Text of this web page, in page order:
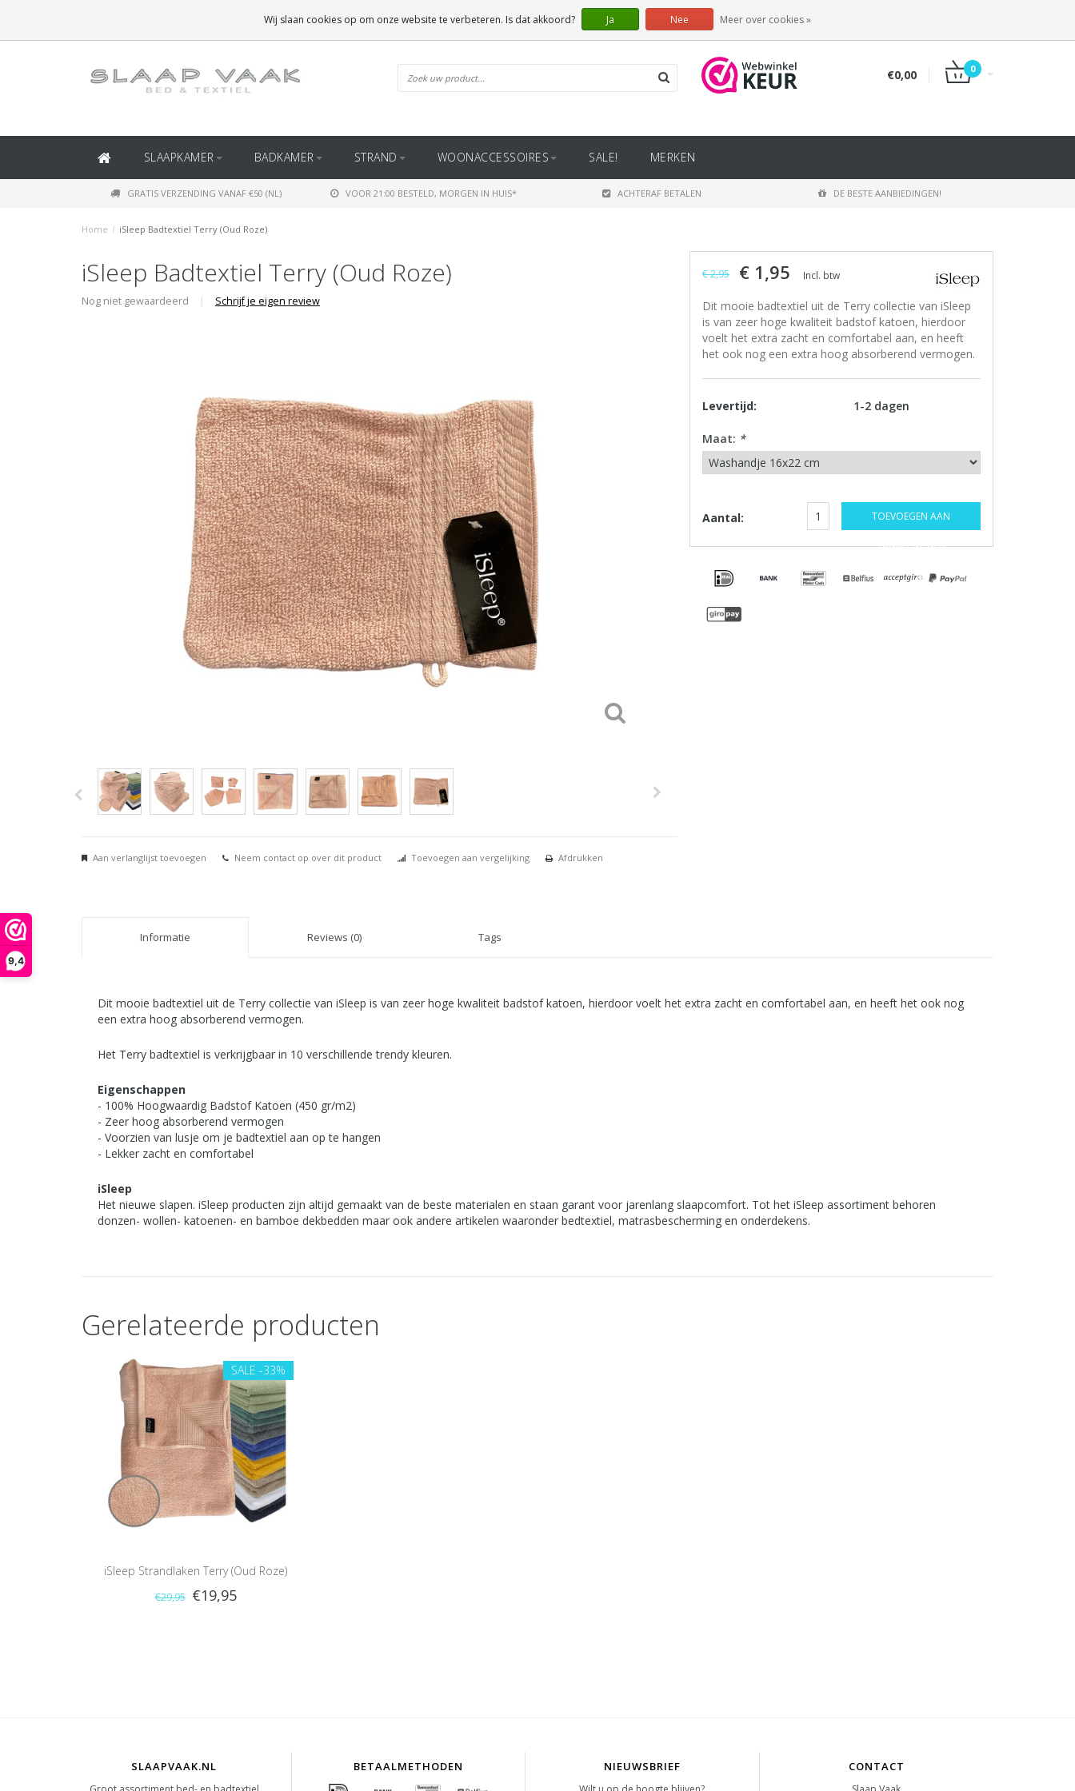
9,4
(BINNEN BELGIË)
€0,00 0
SLAAPKAMER BADKAMER STRAND WOONACCESSOIRES SALE! MERKEN
GRATIS VERZENDING VANAF €50 (NL) VOOR 21:00 BESTELD, MORGEN IN HUIS* ACHTERAF BETALEN DE BESTE AANBIEDINGEN!
Home / iSleep Badtextiel Terry (Oud Roze)
iSleep Badtextiel Terry (Oud Roze)
Nog niet gewaardeerd | Schrijf je eigen review
Aan verlanglijst toevoegen Neem contact op over dit product Toevoegen aan vergelijking Afdrukken
€ 2,95 € 1,95 Incl. btw
Dit mooie badtextiel uit de Terry collectie van iSleep
is van zeer hoge kwaliteit badstof katoen, hierdoor
voelt het extra zacht en comfortabel aan, en heeft
het ook nog een extra hoog absorberend vermogen.
Levertijd: 1-2 dagen
Maat: *
Aantal: TOEVOEGEN AAN
WINKELWAGEN
Informatie Reviews (0) Tags
Dit mooie badtextiel uit de Terry collectie van iSleep is van zeer hoge kwaliteit badstof katoen, hierdoor voelt het extra zacht en comfortabel aan, en heeft het ook nog
een extra hoog absorberend vermogen.
Het Terry badtextiel is verkrijgbaar in 10 verschillende trendy kleuren.
Eigenschappen
- 100% Hoogwaardig Badstof Katoen (450 gr/m2)
- Zeer hoog absorberend vermogen
- Voorzien van lusje om je badtextiel aan op te hangen
- Lekker zacht en comfortabel
iSleep
Het nieuwe slapen. iSleep producten zijn altijd gemaakt van de beste materialen en staan garant voor jarenlang slaapcomfort. Tot het iSleep assortiment behoren
donzen- wollen- katoenen- en bamboe dekbedden maar ook andere artikelen waaronder bedtextiel, matrasbescherming en onderdekens.
Gerelateerde producten
SALE -33%
iSleep Strandlaken Terry (Oud Roze)
€29,95 €19,95
SLAAPVAAK.NL BETAALMETHODEN NIEUWSBRIEF CONTACT
Wij slaan cookies op om onze website te verbeteren. Is dat akkoord? Ja Nee Meer over cookies »